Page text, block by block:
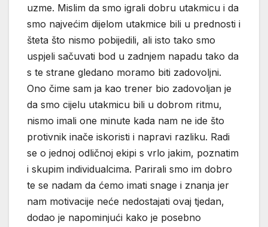
uzme. Mislim da smo igrali dobru utakmicu i da
smo najvećim dijelom utakmice bili u prednosti i
šteta što nismo pobijedili, ali isto tako smo
uspjeli sačuvati bod u zadnjem napadu tako da
s te strane gledano moramo biti zadovoljni.
Ono čime sam ja kao trener bio zadovoljan je
da smo cijelu utakmicu bili u dobrom ritmu,
nismo imali one minute kada nam ne ide što
protivnik inače iskoristi i napravi razliku. Radi
se o jednoj odličnoj ekipi s vrlo jakim, poznatim
i skupim individualcima. Parirali smo im dobro
te se nadam da ćemo imati snage i znanja jer
nam motivacije neće nedostajati ovaj tjedan,
dodao je napominjući kako je posebno